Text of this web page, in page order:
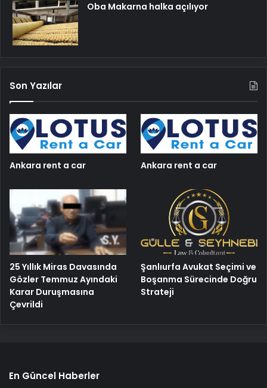
Oba Makarna halka açılıyor
Son Yazılar
Ankara rent a car Ankara rent a car
25 Yıllık Miras Davasında
Gözler Temmuz Ayındaki
Karar Duruşmasına
Çevrildi
Şanlıurfa Avukat Seçimi ve
Boşanma Sürecinde Doğru
Strateji
En Güncel Haberler